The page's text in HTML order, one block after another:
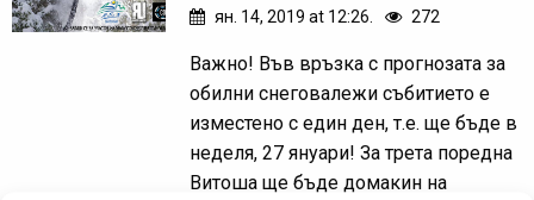
ян. 14, 2019 at 12:26. 272
Важно! Във връзка с прогнозата за
обилни снеговалежи събитието е
изместено с един ден, т.е. ще бъде в
неделя, 27 януари! За трета поредна
Витоша ще бъде домакин на